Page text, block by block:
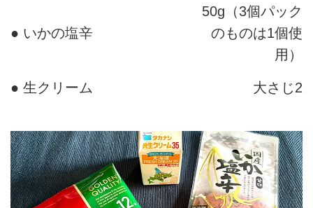
● いかの塩辛
50g（3個パック
のものは1個使
用）
● 生クリーム 大さじ2